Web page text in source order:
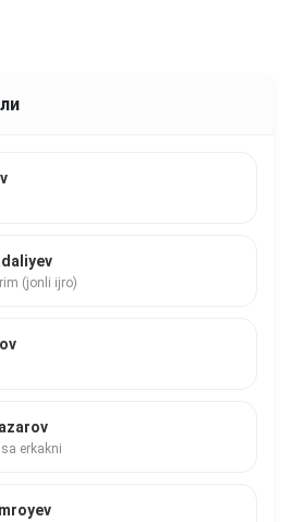
(jonli ijro)
erkakni